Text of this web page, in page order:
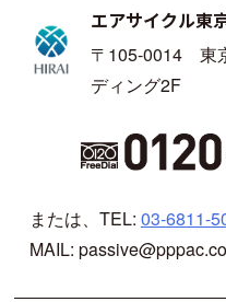
エアサイクル東
〒105-0014 東
ディング2F
または、TEL: 03-6811-
MAIL: